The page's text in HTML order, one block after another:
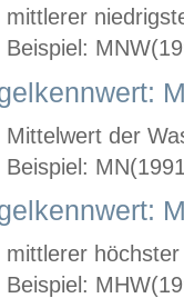
mittlerer
Beispiel:
Mittelwert der
Beispiel:
mittlerer
Beispiel: